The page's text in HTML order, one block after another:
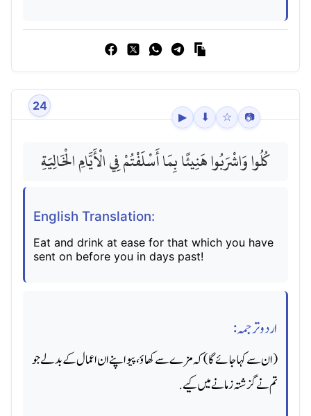
24
▶ ⬇ ☆ 📷
كُلُوا وَاشْرَبُوا هَنِيئًا بِمَا أَسْلَفْتُمْ فِي الْأَيَّامِ الْخَالِيَةِ
English Translation:
Eat and drink at ease for that which you have
sent on before you in days past!
اردو ترجمہ:
(ان سے کہا جائے گا) کہ مزے سے کھاؤ، پیو اپنے ان اعمال کے بدلے جو
تم نے گزشتہ زمانے میں کیے.